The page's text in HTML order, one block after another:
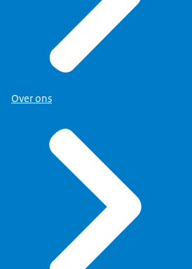
Over ons